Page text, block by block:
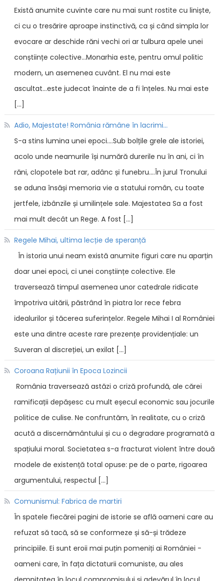
Există anumite cuvinte care nu mai sunt rostite cu liniște,
ci cu o tresărire aproape instinctivă, ca și când simpla lor
evocare ar deschide răni vechi ori ar tulbura apele unei
conștiințe colective...Monarhia este, pentru omul politic
modern, un asemenea cuvânt. El nu mai este
ascultat...este judecat înainte de a fi înțeles. Nu mai este
[…]
Adio, Majestate! România rămâne în lacrimi...
S-a stins lumina unei epoci....Sub bolțile grele ale istoriei,
acolo unde neamurile își numără durerile nu în ani, ci în
răni, clopotele bat rar, adânc și funebru....În jurul Tronului
se aduna însăși memoria vie a statului român, cu toate
jertfele, izbânzile și umilințele sale. Majestatea Sa a fost
mai mult decât un Rege. A fost […]
Regele Mihai, ultima lecție de speranță
În istoria unui neam există anumite figuri care nu aparțin
doar unei epoci, ci unei conștiințe colective. Ele
traversează timpul asemenea unor catedrale ridicate
împotriva uitării, păstrând în piatra lor rece febra
idealurilor și tăcerea suferințelor. Regele Mihai I al României
este una dintre aceste rare prezențe providențiale: un
Suveran al discreției, un exilat […]
Coroana Rațiunii în Epoca Lozincii
România traversează astăzi o criză profundă, ale cărei
ramificații depășesc cu mult eșecul economic sau jocurile
politice de culise. Ne confruntăm, în realitate, cu o criză
acută a discernământului și cu o degradare programată a
spațiului moral. Societatea s-a fracturat violent între două
modele de existență total opuse: pe de o parte, rigoarea
argumentului, respectul […]
Comunismul: Fabrica de martiri
În spatele fiecărei pagini de istorie se află oameni care au
refuzat să tacă, să se conformeze și să-și trădeze
principiile. Ei sunt eroii mai puțin pomeniți ai României -
oameni care, în fața dictaturii comuniste, au ales